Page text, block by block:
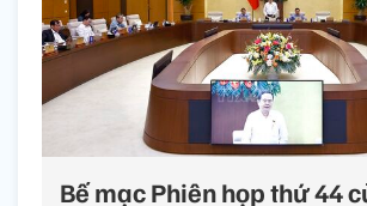
Bế mạc Phiên họp thứ 44